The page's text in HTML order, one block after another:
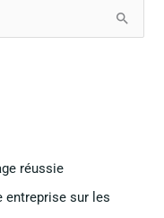
réussie
entreprise sur les